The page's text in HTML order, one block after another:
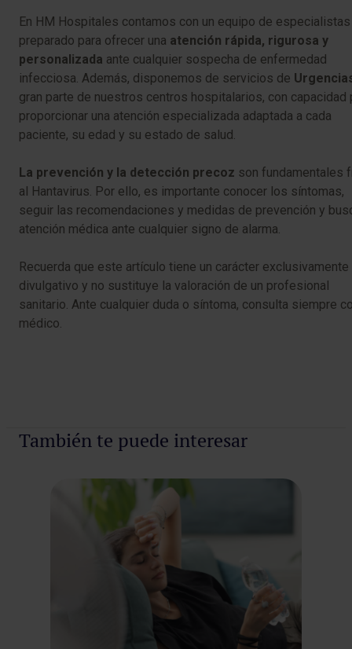
En HM Hospitales contamos con un equipo de especialistas
preparado para ofrecer una atención rápida, rigurosa y
personalizada ante cualquier sospecha de enfermedad
infecciosa. Además, disponemos de servicios de
gran parte de nuestros centros hospitalarios, con capacidad
proporcionar una atención especializada adaptada a cada
paciente, su edad y su estado de salud.
La prevención y la detección precoz son fundamentales
al Hantavirus. Por ello, es importante conocer los síntomas,
seguir las recomendaciones y medidas de prevención y
atención médica ante cualquier signo de alarma.
Recuerda que este artículo tiene un carácter exclusivamente
divulgativo y no sustituye la valoración de un profesional
sanitario. Ante cualquier duda o síntoma, consulta siempre
médico.
También te puede interesar